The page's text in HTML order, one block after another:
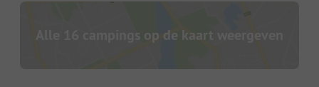
Alle 16 campings op de kaart weergeven